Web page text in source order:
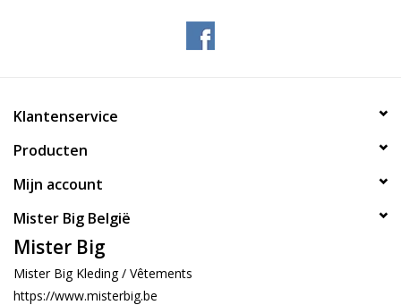
Klantenservice
Producten
Mijn account
Mister Big België
Mister Big
Mister Big Kleding / Vêtements
https://www.misterbig.be